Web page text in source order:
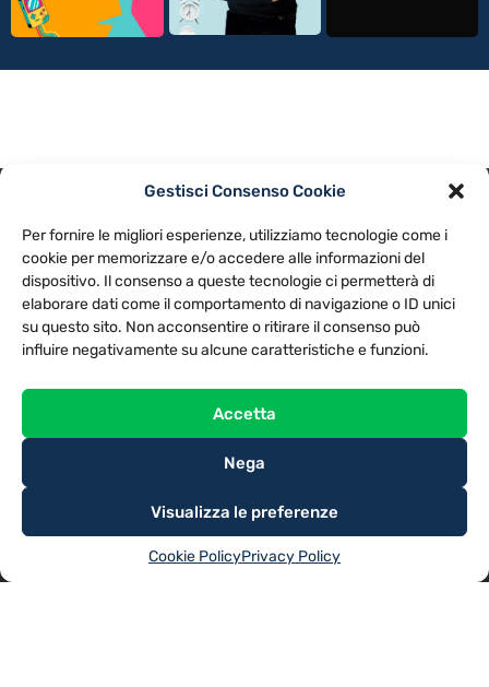
Gestisci Consenso Cookie
Per fornire le migliori esperienze, utilizziamo tecnologie come i
cookie per memorizzare e/o accedere alle informazioni del
dispositivo. Il consenso a queste tecnologie ci permetterà di
elaborare dati come il comportamento di navigazione o ID unici
su questo sito. Non acconsentire o ritirare il consenso può
influire negativamente su alcune caratteristiche e funzioni.
Accetta
Nega
Visualizza le preferenze
Cookie PolicyPrivacy Policy
NOTE LEGALI
CONTATTACI PREFERENZE
TV LIBERA S.P.A.
Via Monteleonese 95/21 – 51100 Pistoia (PT)
Tel. 0573.9136 / Fax 0573.913615